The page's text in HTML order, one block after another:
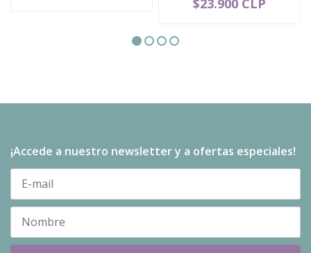
¡Accede a nuestro newsletter y a ofertas especiales!